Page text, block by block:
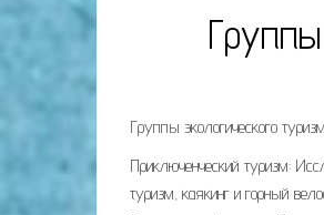
Группы экологического
Приключенческий туризм:
туризм, каякинг и горный